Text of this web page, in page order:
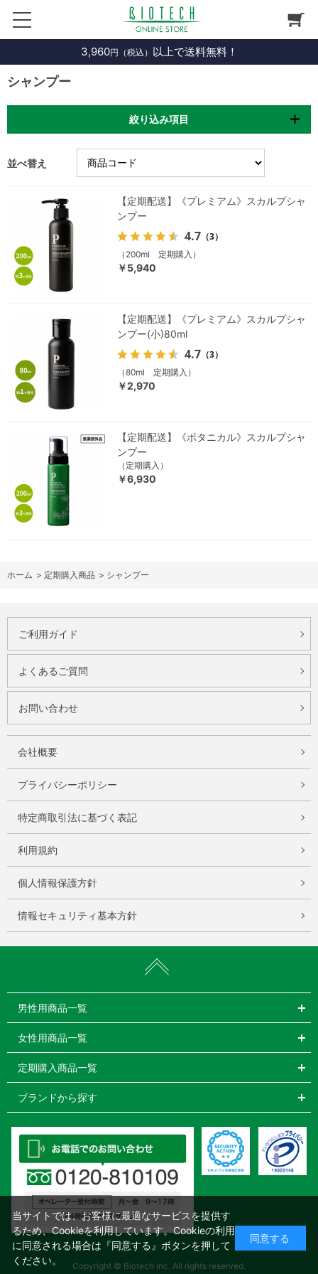
3,960円（税込） 以上で送料無料！
シャンプー
絞り込み項目
並べ替え
【定期配送】《プレミアム》スカルプシャ
ンプー
4.7 （3）
（200ml 定期購入）
￥5,940
【定期配送】《プレミアム》スカルプシャ
ンプー(小)80ml
4.7 （3）
（80ml 定期購入）
￥2,970
【定期配送】《ボタニカル》スカルプシャ
ンプー
（定期購入）
￥6,930
ホーム > 定期購入商品 > シャンプー
ご利用ガイド
よくあるご質問
お問い合わせ
会社概要
プライバシーポリシー
特定商取引法に基づく表記
利用規約
個人情報保護方針
情報セキュリティ基本方針
男性用商品一覧
女性用商品一覧
定期購入商品一覧
ブランドから探す
Copyright © Biotech inc. All rights reserved.
当サイトでは、お客様に最適なサービスを提供す
るため、Cookieを利用しています。Cookieの利用
に同意される場合は『同意する』ボタンを押して
ください。
同意する